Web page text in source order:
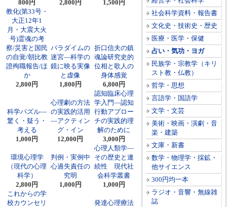
社会科学資料・報告書
文化史・技術史・歴史
医療・医学・保健
占い・気功・ヨガ
民族学・宗教学（キリ
スト教・仏教）
哲学・思想
言語学・国語学
文学・文芸
美術・映画・演劇・音
楽・建築
文庫・新書
数学・物理学・採鉱・
他サイエンス
300円均一本
ラジオ・音響・無線雑
誌
800円
2,800円
1,500円
教化(第33号・
大正12年1
月・大震大火
号)霊魂の考
察/災害と国民
の自覚/朝比教
證殉職報告/ほ
か
2,800円
パラダイムの
迷宮―科学の
鏡に映る実像
と虚像
1,800円
折口信夫の鎮
魂論研究史的
位相と歌人の
身体感覚
6,800円
科学パズル―
驚く・疑う・
考える
1,000円
心理劇の方法
の実践的活用
―アクティン
グ・イン
12,000円
認知臨床心理
学入門―認知
行動アプロー
チの実践的理
解のために
3,000円
環境心理学
（現代の心理
科学）
2,800円
判例・実例中
心過失責任の
究明
1,000円
心理人類学―
その歴史と連
続性 現代社
会科学叢書
1,000円
これからの学
校カウンセリ
発達心理療法